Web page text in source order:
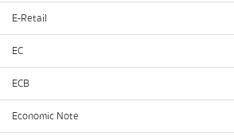
E-Retail
EC
ECB
Economic Note